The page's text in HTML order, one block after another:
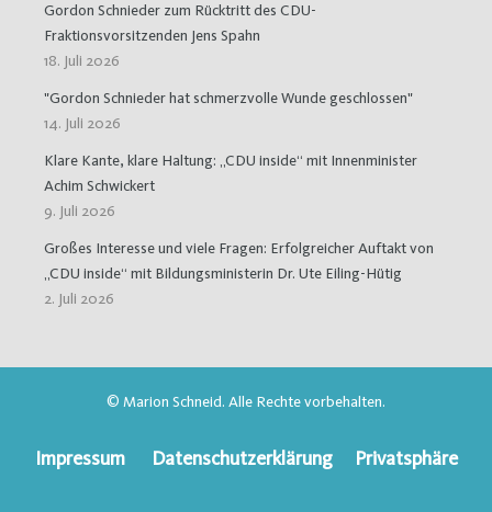
Gordon Schnieder zum Rücktritt des CDU-
Fraktionsvorsitzenden Jens Spahn
18. Juli 2026
"Gordon Schnieder hat schmerzvolle Wunde geschlossen"
14. Juli 2026
Klare Kante, klare Haltung: „CDU inside“ mit Innenminister
Achim Schwickert
9. Juli 2026
Großes Interesse und viele Fragen: Erfolgreicher Auftakt von
„CDU inside“ mit Bildungsministerin Dr. Ute Eiling-Hütig
2. Juli 2026
© Marion Schneid. Alle Rechte vorbehalten.
Impressum Datenschutzerklärung Privatsphäre